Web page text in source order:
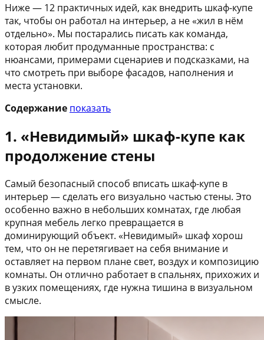
Ниже — 12 практичных идей, как внедрить шкаф-купе
так, чтобы он работал на интерьер, а не «жил в нём
отдельно». Мы постарались писать как команда,
которая любит продуманные пространства: с
нюансами, примерами сценариев и подсказками, на
что смотреть при выборе фасадов, наполнения и
места установки.
Содержание показать
1. «Невидимый» шкаф-купе как
продолжение стены
Самый безопасный способ вписать шкаф-купе в
интерьер — сделать его визуально частью стены. Это
особенно важно в небольших комнатах, где любая
крупная мебель легко превращается в
доминирующий объект. «Невидимый» шкаф хорош
тем, что он не перетягивает на себя внимание и
оставляет на первом плане свет, воздух и композицию
комнаты. Он отлично работает в спальнях, прихожих и
в узких помещениях, где нужна тишина в визуальном
смысле.